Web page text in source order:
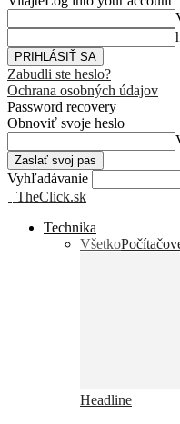
Zabudli ste heslo?
Ochrana osobných údajov
Password recovery
Obnoviť svoje heslo
Vyhľadávanie
TheClick.sk
Technika
Všetko
Headline